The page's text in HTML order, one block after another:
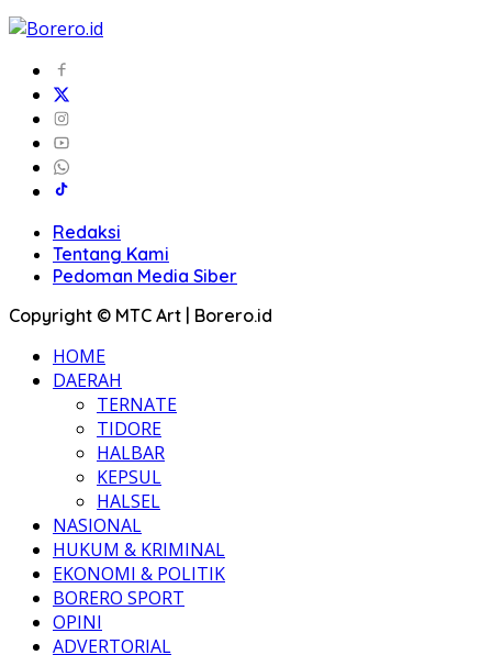
Redaksi
Tentang Kami
Pedoman Media Siber
Copyright © MTC Art | Borero.id
HOME
DAERAH
TERNATE
TIDORE
HALBAR
KEPSUL
HALSEL
NASIONAL
HUKUM & KRIMINAL
EKONOMI & POLITIK
BORERO SPORT
OPINI
ADVERTORIAL